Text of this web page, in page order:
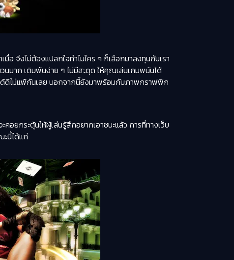
อ จึงไม่ต้องแปลกใจทำไมใคร ๆ ก็เลือกมาลงทุนกับเรา
นมาก เดิมพันง่าย ๆ ไม่มีสะดุด ให้คุณเล่นเกมพนันได้
ด้ดีไม่แพ้กันเลย นอกจากนี้ยังมาพร้อมกับภาพกราฟฟิก
อยกระตุ้นให้ผู้เล่นรู้สึกอยากเอาชนะแล้ว การที่ทางเว็บ
ะนี้ได้แก่